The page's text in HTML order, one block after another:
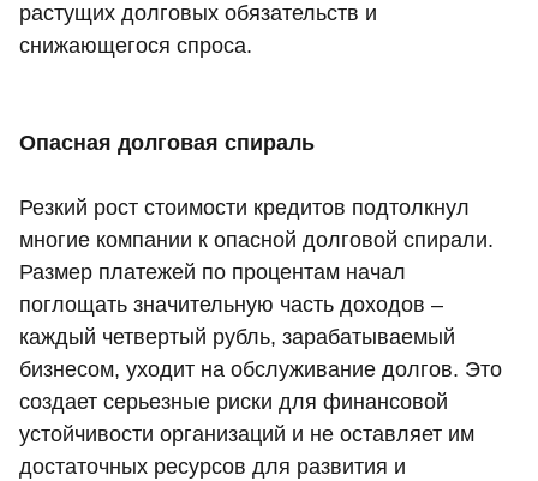
растущих долговых обязательств и
снижающегося спроса.
Опасная долговая спираль
Резкий рост стоимости кредитов подтолкнул
многие компании к опасной долговой спирали.
Размер платежей по процентам начал
поглощать значительную часть доходов –
каждый четвертый рубль, зарабатываемый
бизнесом, уходит на обслуживание долгов. Это
создает серьезные риски для финансовой
устойчивости организаций и не оставляет им
достаточных ресурсов для развития и